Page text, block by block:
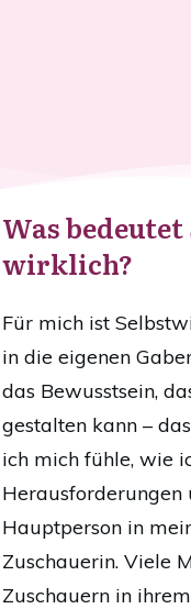
Was
wirklich?
Für mich ist
in die eigenen
das Bewusstsein,
gestalten kann –
ich mich fühle, wie
Herausforderungen
Hauptperson in
Zuschauerin. Viele
Zuschauern in